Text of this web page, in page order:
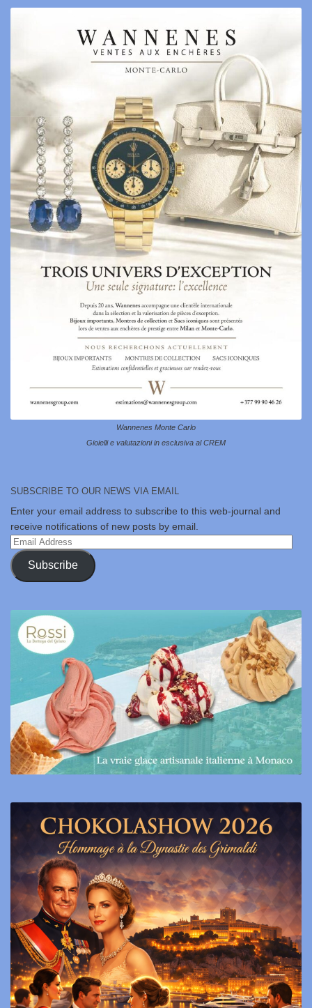
Wannenes Monte Carlo
Gioielli e valutazioni in esclusiva al CREM
SUBSCRIBE TO OUR NEWS VIA EMAIL
Enter your email address to subscribe to this web-journal and
receive notifications of new posts by email.
Email
Address
Subscribe